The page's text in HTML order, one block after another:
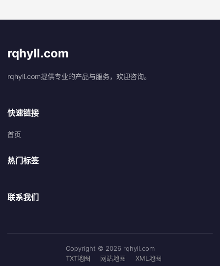
rqhyll.com
rqhyll.com提供专业的产品与服务，欢迎咨询。
快速链接
首页
热门标签
联系我们
Copyright © 2026 rqhyll.com
TXT地图
网站地图 XML地图